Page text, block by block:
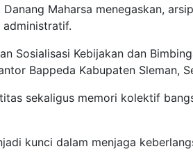
Maharsa menegaskan,
Sosialisasi Kebijakan dan
Bappeda Kabupaten Sleman,
sekaligus memori kolektif
kunci dalam menjaga